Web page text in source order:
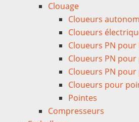
Clouage
Cloueurs
Cloueurs
Cloueurs PN pour
Cloueurs PN
Cloueurs PN
Cloueurs pour
Pointes
Compresseurs